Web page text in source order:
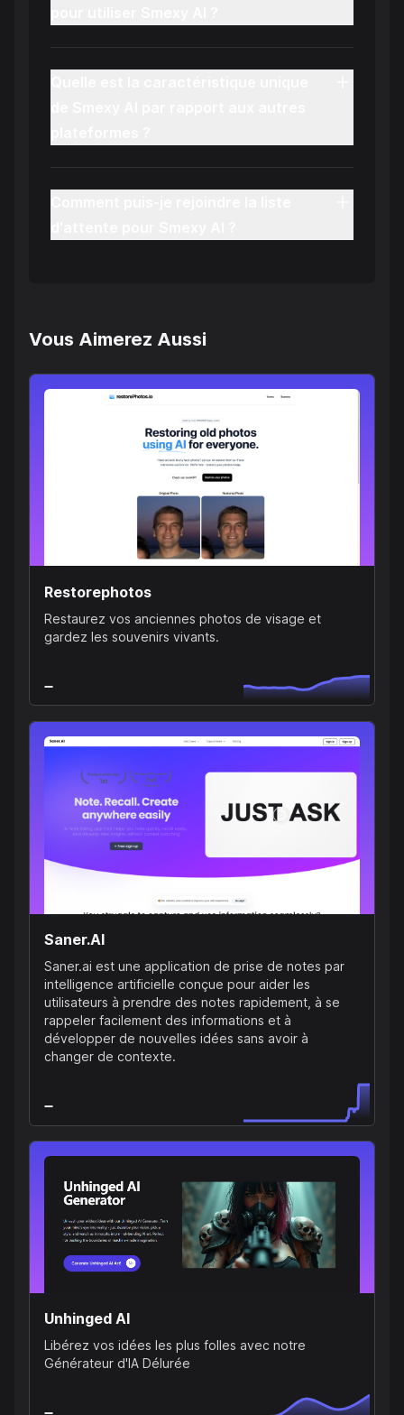
Vous Aimerez Aussi
Restorephotos
Restaurez vos anciennes photos de visage et
gardez les souvenirs vivants.
Saner.AI
Saner.ai est une application de prise de notes par
intelligence artificielle conçue pour aider les
utilisateurs à prendre des notes rapidement, à se
rappeler facilement des informations et à
développer de nouvelles idées sans avoir à
changer de contexte.
Unhinged AI
Libérez vos idées les plus folles avec notre
Générateur d'IA Délurée